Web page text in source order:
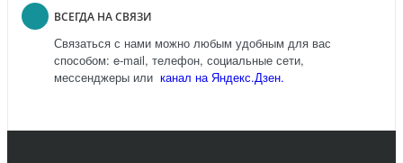
ВСЕГДА НА СВЯЗИ
Связаться с нами можно любым удобным для вас
способом: e-mail, телефон, социальные сети,
мессенджеры или канал на Яндекс.Дзен.